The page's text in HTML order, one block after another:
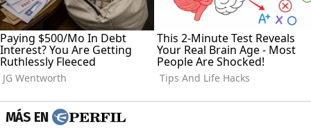
MÁS EN